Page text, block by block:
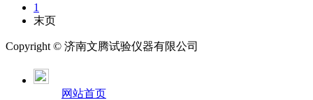
1
末页
Copyright © 济南文腾试验仪器有限公司
网站首页